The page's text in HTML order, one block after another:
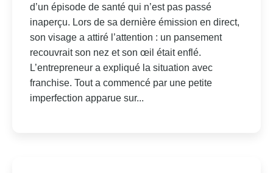
d’un épisode de santé qui n’est pas passé
inaperçu. Lors de sa dernière émission en direct,
son visage a attiré l’attention : un pansement
recouvrait son nez et son œil était enflé.
L’entrepreneur a expliqué la situation avec
franchise. Tout a commencé par une petite
imperfection apparue sur...